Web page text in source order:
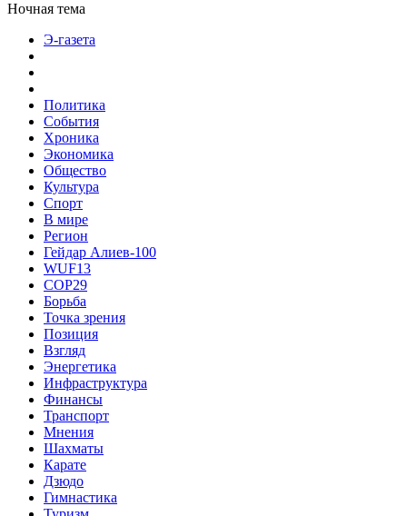
Ночная тема
Э-газета
Политика
События
Хроника
Экономика
Общество
Культура
Спорт
В мире
Регион
Гейдар Алиев-100
WUF13
COP29
Борьба
Точка зрения
Позиция
Взгляд
Энергетика
Инфраструктура
Финансы
Транспорт
Мнения
Шахматы
Карате
Дзюдо
Гимнастика